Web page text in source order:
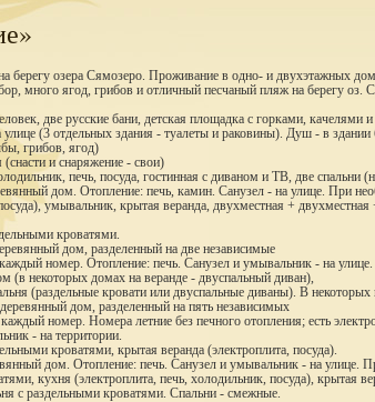
берегу озера Сямозеро. Проживание в одно- и двухэтажных
много ягод, грибов и отличный песчаный пляж на берегу оз.
две русские бани, детская площадка с горками, качелями
(3 отдельных здания - туалеты и раковины). Душ - в здании
грибов, ягод)
и снаряжение - свои)
печь, посуда, гостинная с диваном и ТВ, две спальни
дом. Отопление: печь, камин. Санузел - на улице. При
умывальник, крытая веранда, двухместная +
кроватями.
дом, разделенный на две независимые
номер. Отопление: печь. Санузел и умывальник - на улице.
(в некоторых домах на веранде - двуспальный диван),
(раздельные кровати или двуспальные диваны). В
дом, разделенный на пять независимых
номер. Номера летние без печного отопления; есть
- на территории.
кроватями, крытая веранда (электроплита, посуда).
дом. Отопление: печь. Санузел и умывальник - на улице.
кухня (электроплита, печь, холодильник, посуда), крытая
с раздельными кроватями. Спальни - смежные.